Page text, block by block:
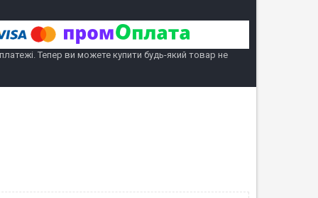
Тепер ви можете купити будь-який товар не